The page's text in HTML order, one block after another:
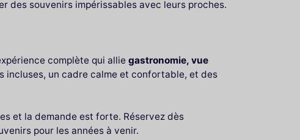
des souvenirs impérissables avec leurs proches.
complète qui allie gastronomie, vue
incluses, un cadre calme et confortable, et des
et la demande est forte. Réservez dès
pour les années à venir.